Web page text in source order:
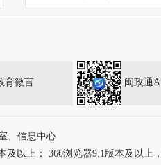
育微言 闽政通
、信息中心
以上； 360浏览器9.1版本及以上